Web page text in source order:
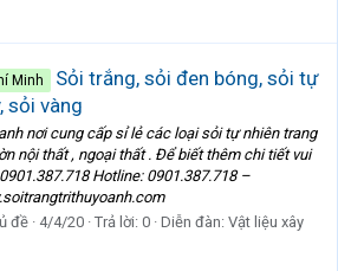
Minh
Sỏi trắng, sỏi đen bóng, sỏi tự
sỏi vàng
nơi cung cấp sỉ lẻ các loại sỏi tự nhiên trang
nội thất , ngoại thất . Để biết thêm chi tiết vui
Hotline: 0901.387.718 –
đề 4/4/20 Trả lời: 0 Diễn đàn: Vật liệu xây